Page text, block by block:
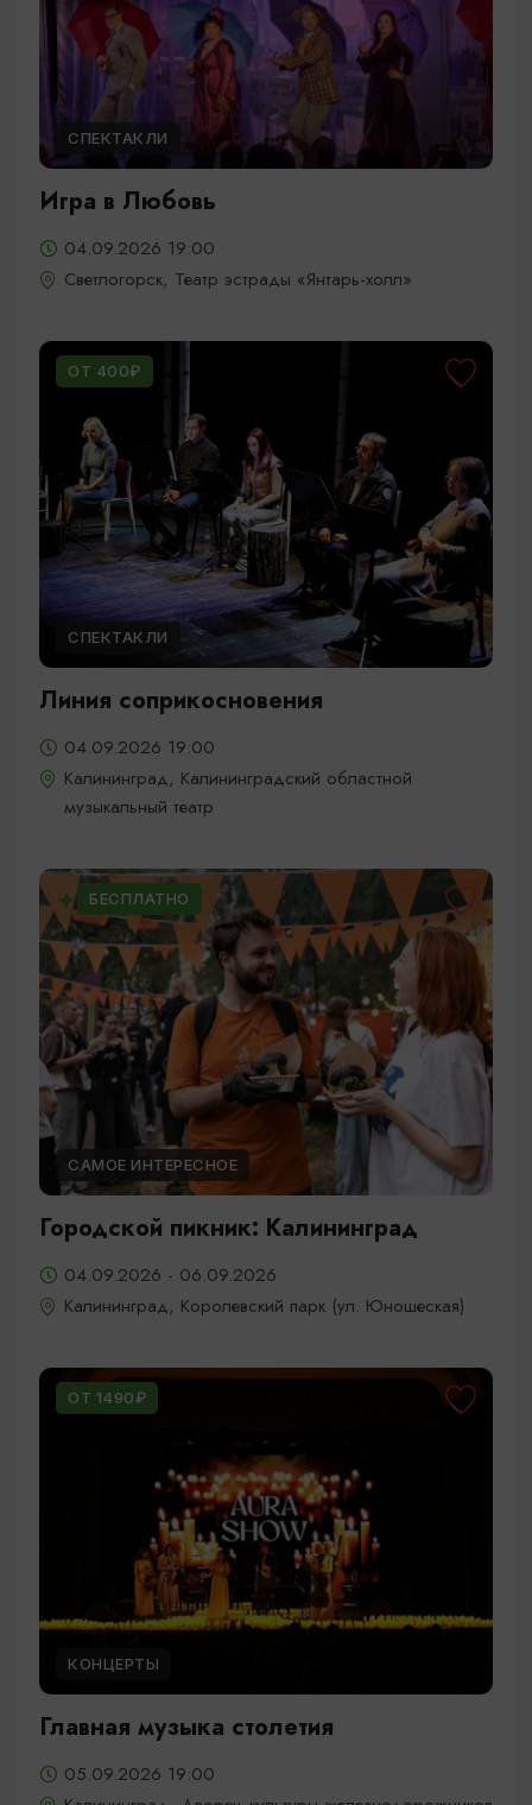
СПЕКТАКЛИ
Игра в Любовь
04.09.2026 19:00
Светлогорск, Театр эстрады «Янтарь-холл»
ОТ 400₽
СПЕКТАКЛИ
Линия соприкосновения
04.09.2026 19:00
Калининград, Калининградский областной
музыкальный театр
БЕСПЛАТНО
САМОЕ ИНТЕРЕСНОЕ
Городской пикник: Калининград
04.09.2026 - 06.09.2026
Калининград, Королевский парк (ул. Юношеская)
ОТ 1490₽
КОНЦЕРТЫ
Главная музыка столетия
05.09.2026 19:00